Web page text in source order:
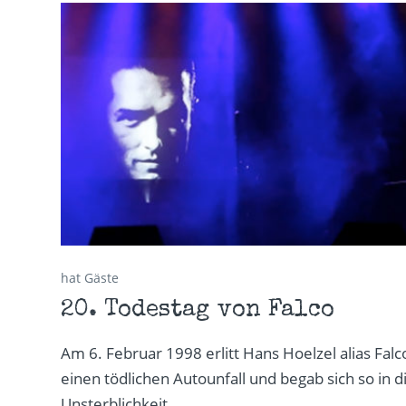
hat Gäste
20. Todestag von Falco
Am 6. Februar 1998 erlitt Hans Hoelzel alias
einen tödlichen Autounfall und begab sich so in